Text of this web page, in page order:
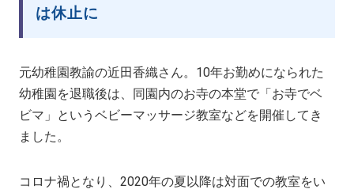
は休止に
元幼稚園教諭の近田香織さん。10年お勤めになられた
幼稚園を退職後は、同園内のお寺の本堂で「お寺でベ
ビマ」というベビーマッサージ教室などを開催してき
ました。
コロナ禍となり、2020年の夏以降は対面での教室をい